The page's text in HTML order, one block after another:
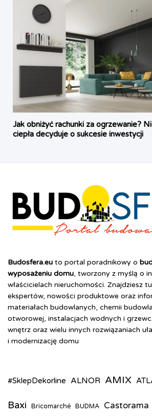
Jak obniżyć rachunki za ogrzewanie? Nie tylko pompa
ciepła decyduje o sukcesie inwestycji
Budosfera.eu to portal poradnikowy o
wyposażeniu domu, tworzony z myślą o
właścicielach nieruchomości. Znajdziesz
ekspertów, nowości produktowe oraz
materiałach budowlanych, chemii
otworowej, instalacjach wodnych i
wnętrz oraz wielu innych rozwiązaniach
i modernizację domu
#SklepDekorline ALNOR AMIX
Baxi Bricomarché BUDMA Castorama